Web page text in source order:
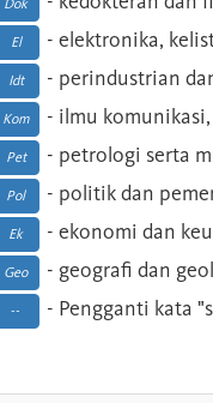
Dok
El - elektronika,
Idt - perindustrian
Kom - ilmu
Pet - petrologi serta
Pol - politik dan
Ek - ekonomi dan
Geo - geografi dan
-- - Pengganti kata